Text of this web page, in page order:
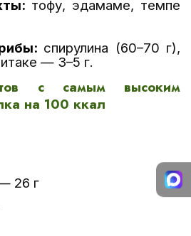
тофу, эдамаме, темпе
спирулина (60–70 г),
— 3–5 г.
с самым высоким
на 100 ккал
26 г